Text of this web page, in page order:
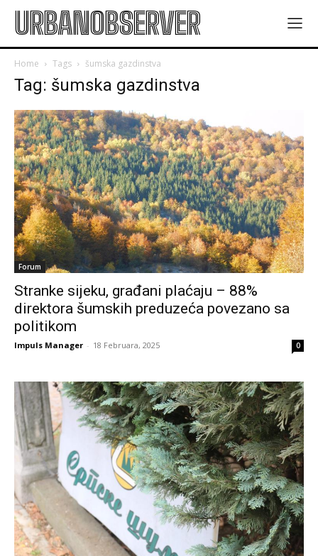
URBANOBSERVER
Home Tags šumska gazdinstva
Tag: šumska gazdinstva
Forum
Stranke sijeku, građani plaćaju – 88%
direktora šumskih preduzeća povezano sa
politikom
Impuls Manager - 18 Februara, 2025 0